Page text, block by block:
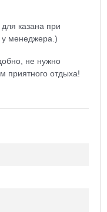
казана при
у менеджера.)
не нужно
приятного отдыха!